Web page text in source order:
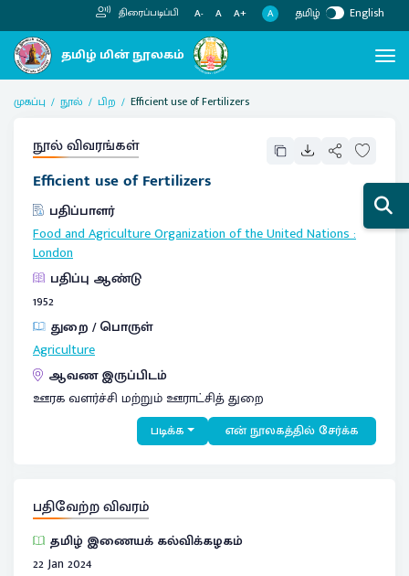
திரைப்படிப்பி A- A A+ A தமிழ் English
முகப்பு நூல் பிற Efficient use of Fertilizers
நூல் விவரங்கள்
Efficient use of Fertilizers
பதிப்பாளர்
Food and Agriculture Organization of the United Nations:
London
பதிப்பு ஆண்டு
1952
துறை / பொருள்
Agriculture
ஆவண இருப்பிடம்
ஊரக வளர்ச்சி மற்றும் ஊராட்சித் துறை
படிக்க என் நூலகத்தில் சேர்க்க
பதிவேற்ற விவரம்
தமிழ் இணையக் கல்விக்கழகம்
22 Jan 2024